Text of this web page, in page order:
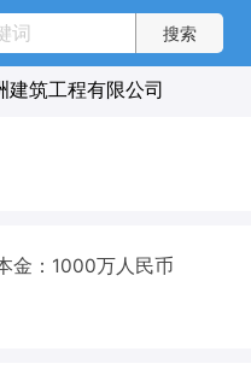
建筑工程有限公司
金：1000万人民币